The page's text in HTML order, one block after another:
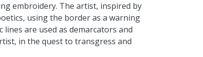
embroidery. The artist, inspired by
using the border as a warning
are used as demarcators and
in the quest to transgress and